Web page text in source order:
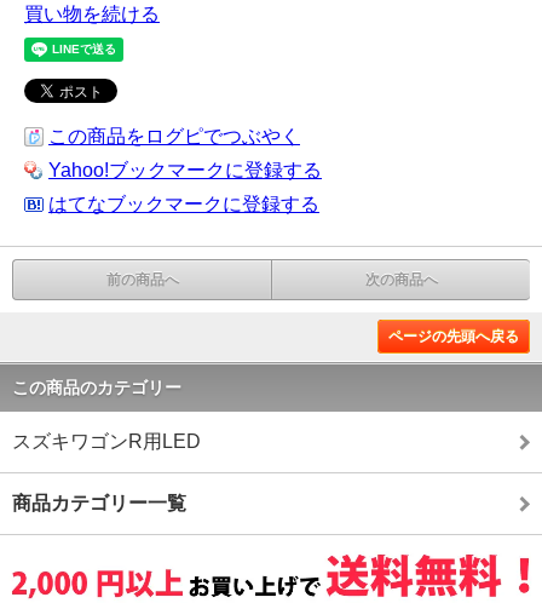
買い物を続ける
この商品をログピでつぶやく
Yahoo!ブックマークに登録する
はてなブックマークに登録する
前の商品へ 次の商品へ
ページの先頭へ戻る
この商品のカテゴリー
スズキワゴンR用LED
商品カテゴリー一覧